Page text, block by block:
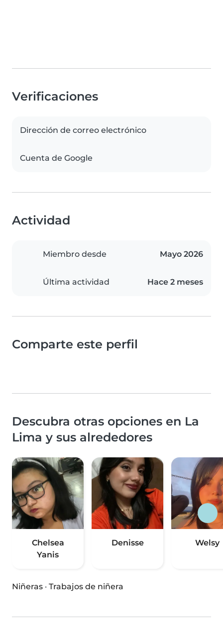
Verificaciones
Dirección de correo electrónico
Cuenta de Google
Actividad
Miembro desde Mayo 2026
Última actividad Hace 2 meses
Comparte este perfil
Descubra otras opciones en La
Lima y sus alrededores
Chelsea
Yanis
Denisse Welsy
Niñeras · Trabajos de niñera